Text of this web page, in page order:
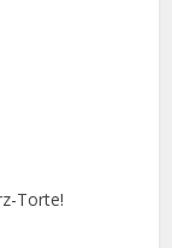
Torte!